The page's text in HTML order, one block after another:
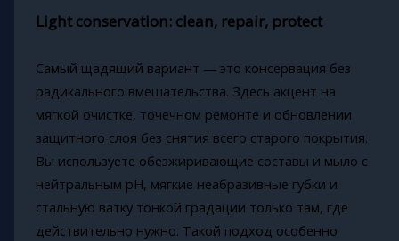
Light conservation: clean, repair, protect
Самый щадящий вариант — это консервация без
радикального вмешательства. Здесь акцент на
мягкой очистке, точечном ремонте и обновлении
защитного слоя без снятия всего старого покрытия.
Вы используете обезжиривающие составы и мыло с
нейтральным pH, мягкие неабразивные губки и
стальную ватку тонкой градации только там, где
действительно нужно. Такой подход особенно